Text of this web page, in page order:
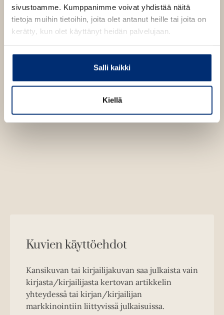
sivustoamme. Kumppanimme voivat yhdistää näitä
tietoja muihin tietoihin, joita olet antanut heille tai joita on
kerätty, kun olet käyttänyt heidän palvelujaan.
Salli kaikki
Kiellä
Kuvien käyttöehdot
Kansikuvan tai kirjailijakuvan saa julkaista vain
kirjasta/kirjailijasta kertovan artikkelin
yhteydessä tai kirjan/kirjailijan
markkinointiin liittyvissä julkaisuissa.